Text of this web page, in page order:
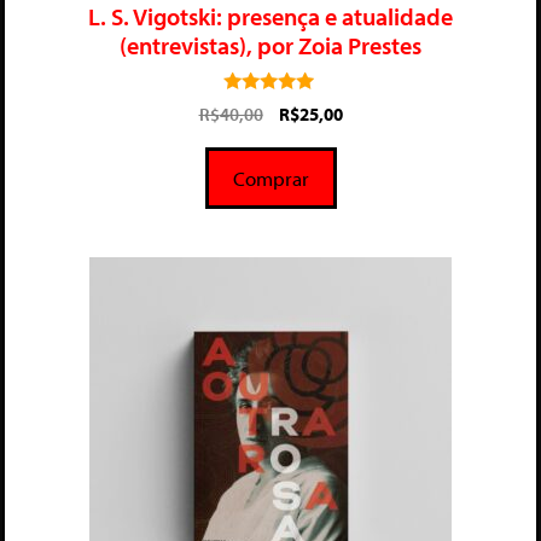
L. S. Vigotski: presença e atualidade
(entrevistas), por Zoia Prestes
5.00
de 5
R$40,00 R$25,00
Comprar